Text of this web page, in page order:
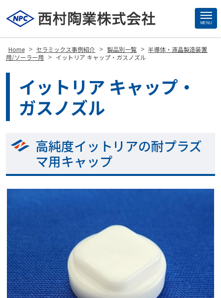
MENU
Home > セラミックス事例紹介 > 製品別一覧 > 半導体・液晶製造装置
用/ソーラー用 > イットリア キャップ・ガスノズル
イットリア キャップ・
ガスノズル
高純度イットリアの耐プラズ
マ用キャップ
Site
Footer